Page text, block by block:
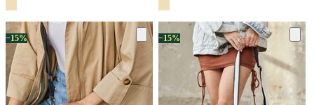
−15% −15%